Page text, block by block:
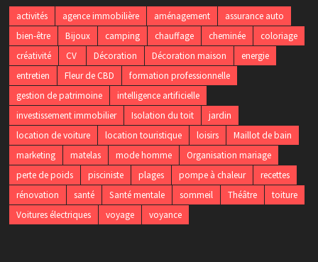
activités agence immobilière aménagement
assurance auto
bien-être
Bijoux camping chauffage cheminée
coloriage
créativité
CV Décoration Décoration maison
energie
entretien
Fleur de CBD
formation professionnelle
gestion de patrimoine
intelligence artificielle
investissement immobilier
Isolation du toit
jardin
location de voiture
location touristique loisirs
Maillot de bain
marketing
matelas mode homme
Organisation mariage
perte de poids
pisciniste plages pompe à chaleur
recettes
rénovation
santé Santé mentale sommeil Théâtre
toiture
Voitures électriques
voyage voyance